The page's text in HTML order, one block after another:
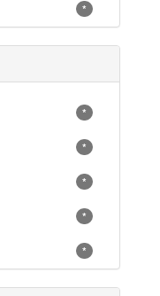
*
*
*
*
*
*
*
*
*
*
*
*
*
*